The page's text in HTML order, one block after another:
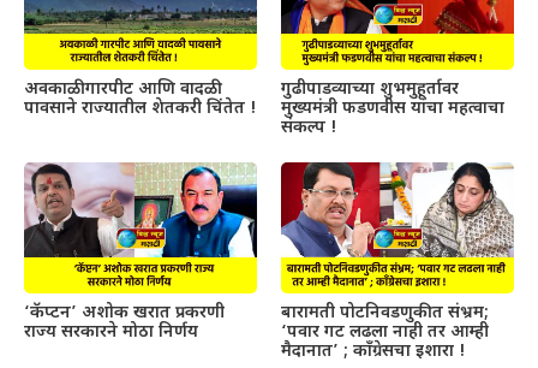
अवकाळी गारपीट आणि वादळी
पावसाने राज्यातील शेतकरी चिंतेत !
गुढीपाडव्याच्या शुभमुहूर्तावर
मुख्यमंत्री फडणवीस यांचा महत्वाचा
संकल्प !
‘कॅप्टन’ अशोक खरात प्रकरणी
राज्य सरकारने मोठा निर्णय
बारामती पोटनिवडणुकीत संभ्रम;
‘पवार गट लढला नाही तर आम्ही
मैदानात’ ; काँग्रेसचा इशारा !